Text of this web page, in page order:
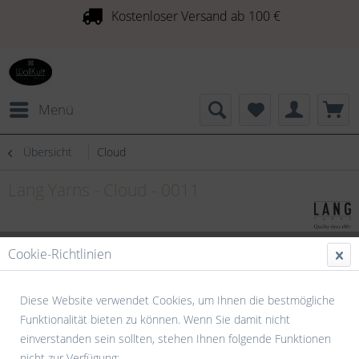
Kostenloser Versand ab 100 €
Menü
Übersicht Cloud
Cookie-Richtlinien
Diese Website verwendet Cookies, um Ihnen die bestmögliche
Funktionalität bieten zu können. Wenn Sie damit nicht
einverstanden sein sollten, stehen Ihnen folgende Funktionen